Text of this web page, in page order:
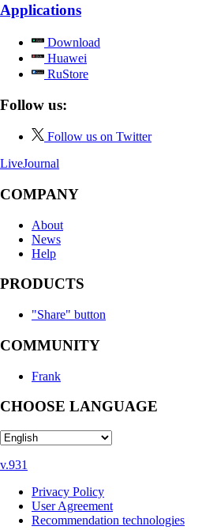
Applications
Download
Huawei
RuStore
Follow us:
Follow us on Twitter
LiveJournal
COMPANY
About
News
Help
PRODUCTS
"Share" button
COMMUNITY
Frank
CHOOSE LANGUAGE
v.931
Privacy Policy
User Agreement
Recommendation technologies